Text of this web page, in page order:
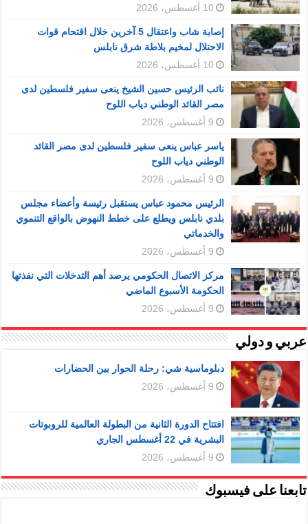
10 أغسطس، 2026
إصابة شاب واعتقال 5 آخرين خلال اقتحام قوات
الاحتلال لمخيم بلاطة شرق نابلس
10 أغسطس، 2026
نائب الرئيس حسين الشيخ ينعى سفير فلسطين لدى
مصر القائد الوطني دياب اللوح
9 أغسطس، 2026
ياسر عباس ينعى سفير فلسطين لدى مصر القائد
الوطني دياب اللوح
9 أغسطس، 2026
الرئيس محمود عباس يستقبل رئيسة وأعضاء مجلس
بلدي نابلس ويطلع على خطط النهوض بالواقع التنموي
والخدماتي
9 أغسطس، 2026
مركز الاتصال الحكومي يرصد أهم التدخلات التي نفذتها
الحكومة الأسبوع الماضي
9 أغسطس، 2026
عربي و دولي
دبلوماسية شي: رحلة الحوار بين الحضارات
9 أغسطس، 2026
افتتاح الدورة الثانية من البطولة العالمية للروبوتات
البشرية في 22 أغسطس الجاري
9 أغسطس، 2026
تابعنا على فيسبوك